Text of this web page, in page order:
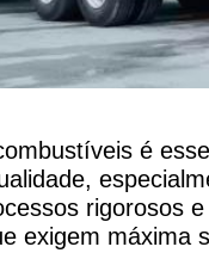
é
rigorosos
exigem máxima